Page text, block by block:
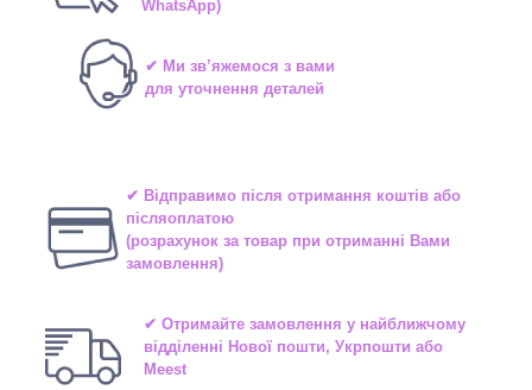
WhatsApp)
✔ Ми зв’яжемося з вами
для уточнення деталей
✔ Відправимо після отримання коштів або
післяоплатою
(розрахунок за товар при отриманні Вами
замовлення)
✔ Отримайте замовлення у найближчому
відділенні Нової пошти, Укрпошти або
Meest